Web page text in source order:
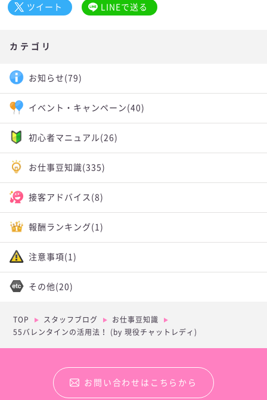
ツイート LINEで送る
カテゴリ
お知らせ (79)
イベント・キャンペーン (40)
初心者マニュアル(26)
お仕事豆知識(335)
接客アドバイス (8)
報酬ランキング (1)
注意事項 (1)
その他 (20)
TOP スタッフブログ
お仕事豆知識
55バレンタインの活用法！ (by 現役チャットレディ)
お問い合わせはこちらから